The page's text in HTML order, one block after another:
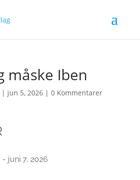
måske Iben
| jun 5, 2026| 0 Kommentarer
- juni 7, 2026